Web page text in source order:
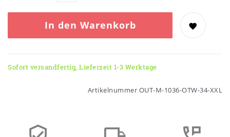
In den Warenkorb
Sofort versandfertig, Lieferzeit 1-3 Werktage
Artikelnummer OUT-M-1036-OTW-34-XXL